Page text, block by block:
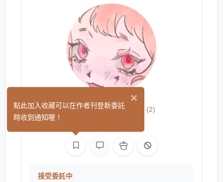
棉花糖暴走族 (2)
接受委託中
×
點此加入收藏可以在作者刊登新委託
時收到通知喔！